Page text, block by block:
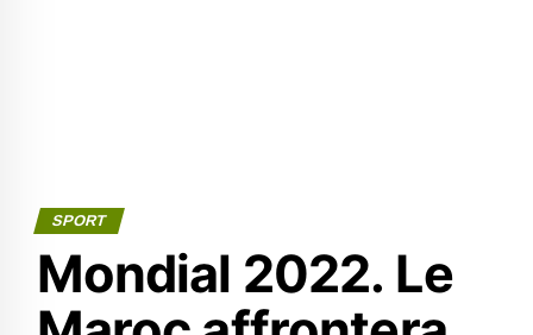
SPORT
Mondial 2022. Le